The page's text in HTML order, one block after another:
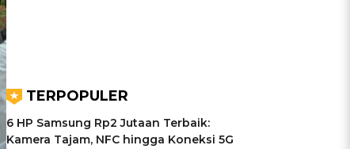
TERPOPULER
6 HP Samsung Rp2 Jutaan Terbaik:
Kamera Tajam, NFC hingga Koneksi 5G